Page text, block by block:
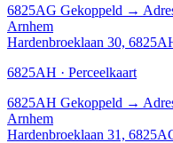
6825AG Gekoppeld →
Arnhem
Hardenbroeklaan 30,
6825AH · Perceelkaart
6825AH Gekoppeld →
Arnhem
Hardenbroeklaan 31,